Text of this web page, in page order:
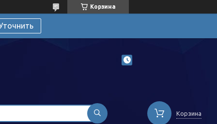
Корзина
Корзина